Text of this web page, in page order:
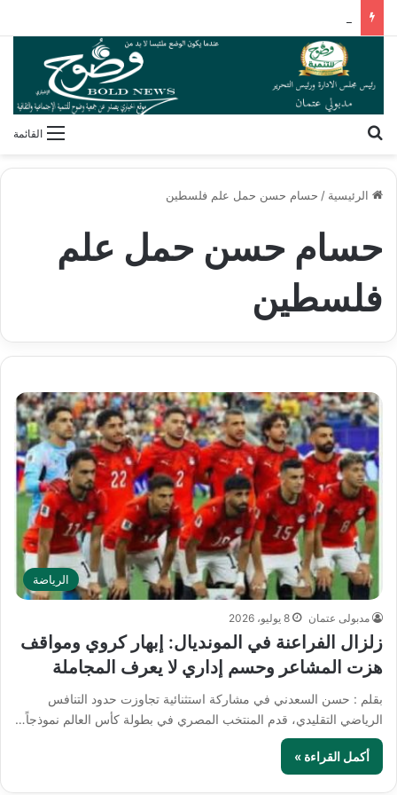
القائمة
الرئيسية / حسام حسن حمل علم فلسطين
حسام حسن حمل علم
فلسطين
الرياضة
مدبولى عتمان 8 يوليو، 2026
زلزال الفراعنة في المونديال: إبهار كروي ومواقف
هزت المشاعر وحسم إداري لا يعرف المجاملة
بقلم : حسن السعدني في مشاركة استثنائية تجاوزت حدود التنافس
الرياضي التقليدي، قدم المنتخب المصري في بطولة كأس العالم نموذجاً…
أكمل القراءة »